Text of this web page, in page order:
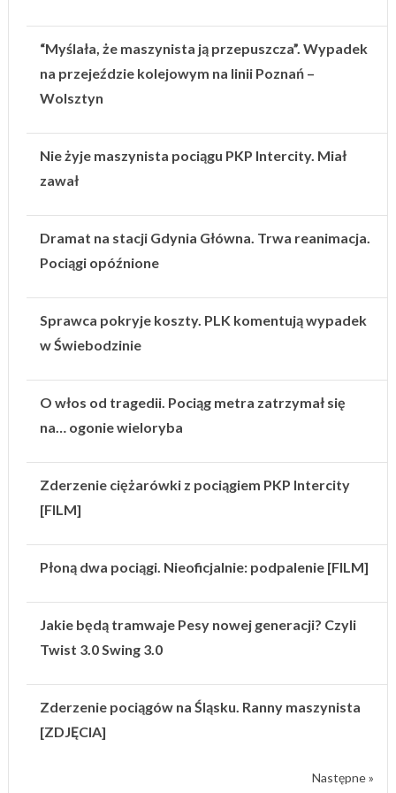
“Myślała, że maszynista ją przepuszcza”. Wypadek
na przejeździe kolejowym na linii Poznań –
Wolsztyn
Nie żyje maszynista pociągu PKP Intercity. Miał
zawał
Dramat na stacji Gdynia Główna. Trwa reanimacja.
Pociągi opóźnione
Sprawca pokryje koszty. PLK komentują wypadek
w Świebodzinie
O włos od tragedii. Pociąg metra zatrzymał się
na… ogonie wieloryba
Zderzenie ciężarówki z pociągiem PKP Intercity
[FILM]
Płoną dwa pociągi. Nieoficjalnie: podpalenie [FILM]
Jakie będą tramwaje Pesy nowej generacji? Czyli
Twist 3.0 Swing 3.0
Zderzenie pociągów na Śląsku. Ranny maszynista
[ZDJĘCIA]
Następne »